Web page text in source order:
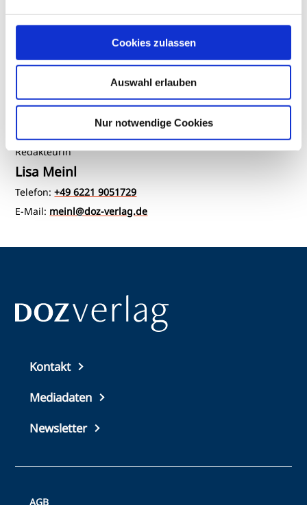
Cookies zulassen
Auswahl erlauben
Nur notwendige Cookies
Ansprechpartner
Redakteurin
Lisa Meinl
Telefon:+49 6221 9051729
E-Mail: meinl@doz-verlag.de
Top
footer
Kontakt
Mediadaten
Newsletter
AGB